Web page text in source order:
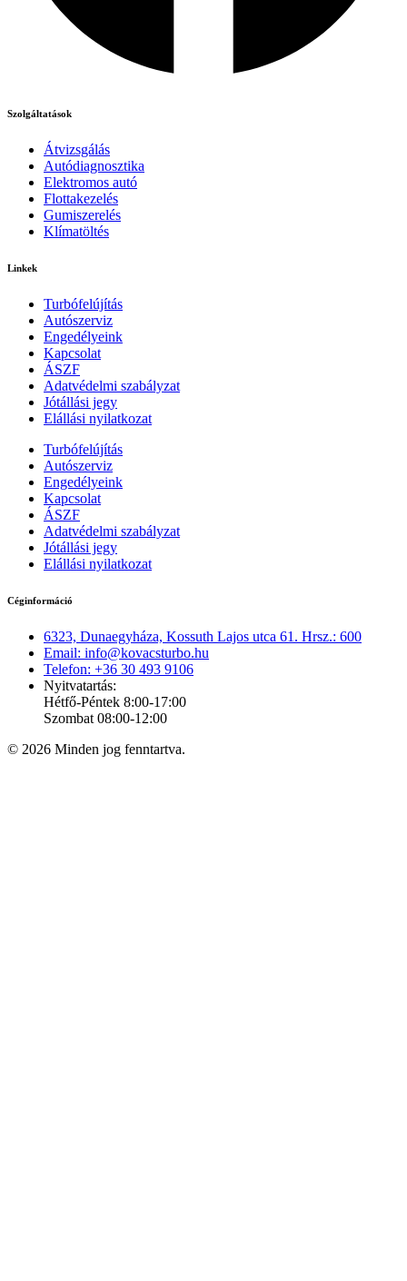
Szolgáltatások
Átvizsgálás
Autódiagnosztika
Elektromos autó
Flottakezelés
Gumiszerelés
Klímatöltés
Linkek
Turbófelújítás
Autószerviz
Engedélyeink
Kapcsolat
ÁSZF
Adatvédelmi szabályzat
Jótállási jegy
Elállási nyilatkozat
Turbófelújítás
Autószerviz
Engedélyeink
Kapcsolat
ÁSZF
Adatvédelmi szabályzat
Jótállási jegy
Elállási nyilatkozat
Céginformáció
6323, Dunaegyháza, Kossuth Lajos utca 61. Hrsz.: 600
Email: info@kovacsturbo.hu
Telefon: +36 30 493 9106
Nyitvatartás:
Hétfő-Péntek 8:00-17:00
Szombat 08:00-12:00
© 2026 Minden jog fenntartva.